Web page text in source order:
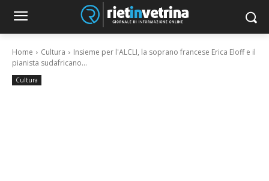
Home Cultura
Insieme per l'ALCLI, la soprano francese Erica Eloff e il
pianista sudafricano...
Cultura